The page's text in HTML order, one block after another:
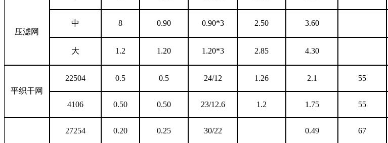
压滤网
中 8 0.90 0.90*3 2.50 3.60
大 1.2 1.20 1.20*3 2.85 4.30
平织干网
22504 0.5 0.5 24/12 1.26 2.1 55
4106 0.50 0.50 23/12.6 1.2 1.75 55
27254 0.20 0.25 30/22 0.49 67